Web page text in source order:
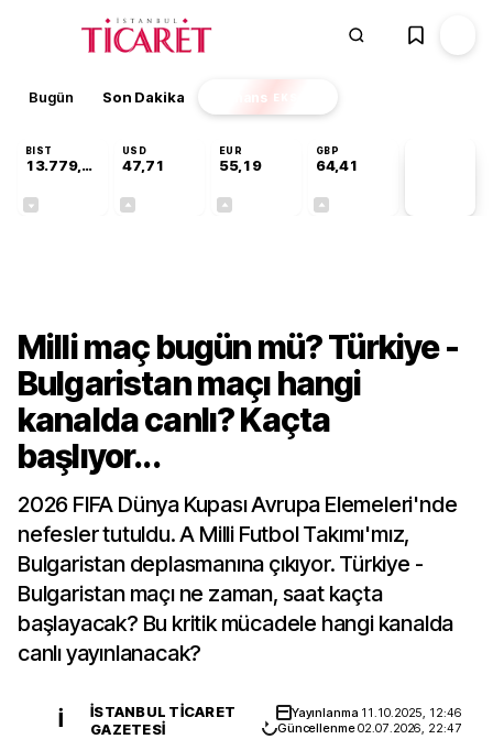
Bugün Son Dakika Finans EKSTRA
BIST
13.779,39
USD
47,71
EUR
55,19
GBP
64,41
Milli maç bugün mü? Türkiye -
Bulgaristan maçı hangi
kanalda canlı? Kaçta
başlıyor...
2026 FIFA Dünya Kupası Avrupa Elemeleri'nde
nefesler tutuldu. A Milli Futbol Takımı'mız,
Bulgaristan deplasmanına çıkıyor. Türkiye -
Bulgaristan maçı ne zaman, saat kaçta
başlayacak? Bu kritik mücadele hangi kanalda
canlı yayınlanacak?
İ
İSTANBUL TICARET
GAZETESI
Yayınlanma 11.10.2025, 12:46
Güncellenme02.07.2026, 22:47